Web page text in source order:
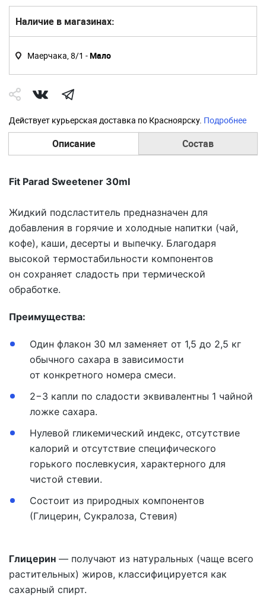
Наличие в магазинах:
Маерчака, 8/1 -Мало
Действует курьерская доставка по Красноярску. Подробнее
Описание Состав
Fit Parad Sweetener 30ml
Жидкий подсластитель предназначен для
добавления в горячие и холодные напитки (чай,
кофе), каши, десерты и выпечку. Благодаря
высокой термостабильности компонентов
он сохраняет сладость при термической
обработке.
Преимущества:
Один флакон 30 мл заменяет от 1,5 до 2,5 кг
обычного сахара в зависимости
от конкретного номера смеси.
2−3 капли по сладости эквивалентны 1 чайной
ложке сахара.
Нулевой гликемический индекс, отсутствие
калорий и отсутствие специфического
горького послевкусия, характерного для
чистой стевии.
Состоит из природных компонентов
(Глицерин, Сукралоза, Стевия)
Глицерин — получают из натуральных (чаще всего
растительных) жиров, классифицируется как
сахарный спирт.